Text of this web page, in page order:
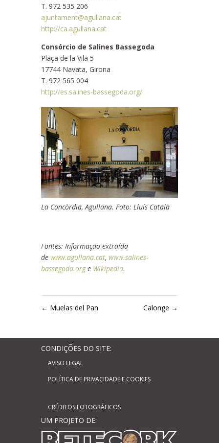
T. 972 535 206
ajuntament@agullana.cat
http://ca.agullana.cat
Consórcio de Salines Bassegoda
Plaça de la Vila 5
17744 Navata, Girona
T. 972 565 004
http://es.salines-bassegoda.org/
La Concòrdia, Agullana. Foto: Lluís Català
Fontes: Informação extraída
de www.agullana.cat, www.salines-
bassegoda.orge Wikipedia.
← Muelas del Pan Calonge →
CONDIÇÕES DO SITE:
AVISO LEGAL
POLÍTICA DE PRIVACIDADE E COOKIES
CRÉDITOS FOTOGRÁFICOS
UM PROJETO DE: